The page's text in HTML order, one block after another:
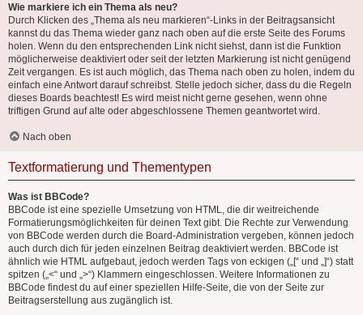
Wie markiere ich ein Thema als neu?
Durch Klicken des „Thema als neu markieren“-Links in der Beitragsansicht
kannst du das Thema wieder ganz nach oben auf die erste Seite des Forums
holen. Wenn du den entsprechenden Link nicht siehst, dann ist die Funktion
möglicherweise deaktiviert oder seit der letzten Markierung ist nicht genügend
Zeit vergangen. Es ist auch möglich, das Thema nach oben zu holen, indem du
einfach eine Antwort darauf schreibst. Stelle jedoch sicher, dass du die Regeln
dieses Boards beachtest! Es wird meist nicht gerne gesehen, wenn ohne
triftigen Grund auf alte oder abgeschlossene Themen geantwortet wird.
Nach oben
Textformatierung und Thementypen
Was ist BBCode?
BBCode ist eine spezielle Umsetzung von HTML, die dir weitreichende
Formatierungsmöglichkeiten für deinen Text gibt. Die Rechte zur Verwendung
von BBCode werden durch die Board-Administration vergeben, können jedoch
auch durch dich für jeden einzelnen Beitrag deaktiviert werden. BBCode ist
ähnlich wie HTML aufgebaut, jedoch werden Tags von eckigen („[“ und „]“) statt
spitzen („<“ und „>“) Klammern eingeschlossen. Weitere Informationen zu
BBCode findest du auf einer speziellen Hilfe-Seite, die von der Seite zur
Beitragserstellung aus zugänglich ist.